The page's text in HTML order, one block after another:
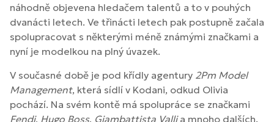
náhodně objevena hledačem talentů a to v pouhých
dvanácti letech. Ve třinácti letech pak postupně začala
spolupracovat s některými méně známými značkami a
nyní je modelkou na plný úvazek.
V současné době je pod křídly agentury 2Pm Model
Management, která sídlí v Kodani, odkud Olivia
pochází. Na svém kontě má spolupráce se značkami
Fendi, Hugo Boss, Giambattista Vallia mnoho dalších.